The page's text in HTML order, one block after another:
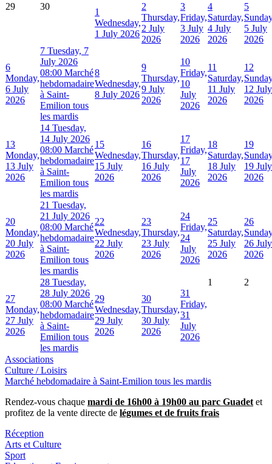
29
30
1
Wednesday,
1 July 2026
2
Thursday,
2 July
2026
3
Friday,
3 July
2026
4
Saturday,
4 July
2026
5
5 July
2026
6
Monday,
6 July
2026
7 Tuesday, 7
July 2026
08:00 Marché
hebdomadaire
à Saint-
Emilion tous
les mardis
8
Wednesday,
8 July 2026
9
Thursday,
9 July
2026
10
Friday,
10
July
2026
11
Saturday,
11 July
2026
12
12 July
2026
13
Monday,
13 July
2026
14 Tuesday,
14 July 2026
08:00 Marché
hebdomadaire
à Saint-
Emilion tous
les mardis
15
Wednesday,
15 July
2026
16
Thursday,
16 July
2026
17
Friday,
17
July
2026
18
Saturday,
18 July
2026
19
19 July
2026
20
Monday,
20 July
2026
21 Tuesday,
21 July 2026
08:00 Marché
hebdomadaire
à Saint-
Emilion tous
les mardis
22
Wednesday,
22 July
2026
23
Thursday,
23 July
2026
24
Friday,
24
July
2026
25
Saturday,
25 July
2026
26
26 July
2026
27
Monday,
27 July
2026
28 Tuesday,
28 July 2026
08:00 Marché
hebdomadaire
à Saint-
Emilion tous
les mardis
29
Wednesday,
29 July
2026
30
Thursday,
30 July
2026
31
Friday,
31
July
2026
1 2
Associations
Culture / Loisirs
Marché hebdomadaire à Saint-Emilion tous les mardis
Rendez-vous chaque mardi de 16h00 à 19h00 au parc Guadet et
profitez de la vente directe de légumes et de fruits frais
Réception
Arts et Culture
Sport